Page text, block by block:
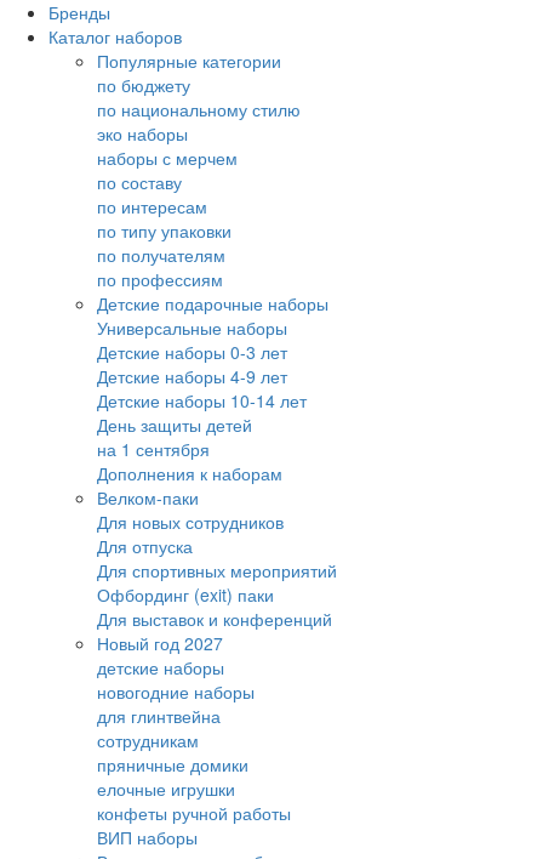
Бренды
Каталог наборов
Популярные категории
по бюджету
по национальному стилю
эко наборы
наборы с мерчем
по составу
по интересам
по типу упаковки
по получателям
по профессиям
Детские подарочные наборы
Универсальные наборы
Детские наборы 0-3 лет
Детские наборы 4-9 лет
Детские наборы 10-14 лет
День защиты детей
на 1 сентября
Дополнения к наборам
Велком-паки
Для новых сотрудников
Для отпуска
Для спортивных мероприятий
Офбординг (exit) паки
Для выставок и конференций
Новый год 2027
детские наборы
новогодние наборы
для глинтвейна
сотрудникам
пряничные домики
елочные игрушки
конфеты ручной работы
ВИП наборы